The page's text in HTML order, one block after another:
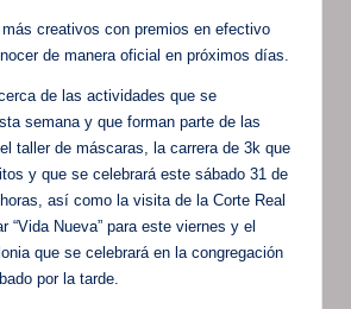
creativos con premios en efectivo
de manera oficial en próximos días.
de las actividades que se
semana y que forman parte de las
taller de máscaras, la carrera de 3k que
y que se celebrará este sábado 31 de
así como la visita de la Corte Real
“Vida Nueva” para este viernes y el
que se celebrará en la congregación
por la tarde.